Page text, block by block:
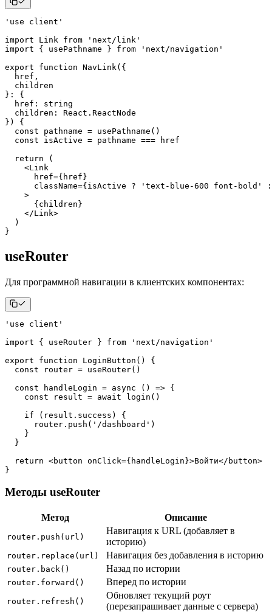
'use client'
import
Link from
'next/link'
import
{ usePathname } from
'next/navigation'
export
function NavLink( {
  href
,
} :
{
  href
:
string
  children
: React . ReactNode
} )
{
const pathname = usePathname ( )
const isActive = pathname ===
return
(
<Link
href={ href }
className={ isActive ? 'text-blue-600 font-bold'
:
>
{ children }
</Link>
)
}
useRouter
Для программной навигации в клиентских компонентах:
'use client'
import
{ useRouter } from
'next/navigation'
export
function LoginButton ( )
{
const router = useRouter( )
const
handleLogin = async ( ) => {
const result = await login ( )
if
( result . success )
{
      router
. push ( '/dashboard' )
}
}
return <button onClick={ handleLogin}>Войти</ button>
}
Методы useRouter
Метод Описание
router.push(url)
Навигация к URL (добавляет в
историю)
router.replace(url) Навигация без добавления в историю
router.back() Назад по истории
router.forward() Вперед по истории
router.refresh()
Обновляет текущий роут
(перезапрашивает данные с сервера)